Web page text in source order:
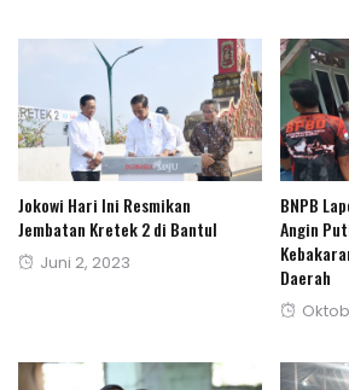
Jokowi Hari Ini Resmikan
Jembatan Kretek 2 di Bantul
Posted
Juni 2, 2023
BNPB
Angin
Daerah